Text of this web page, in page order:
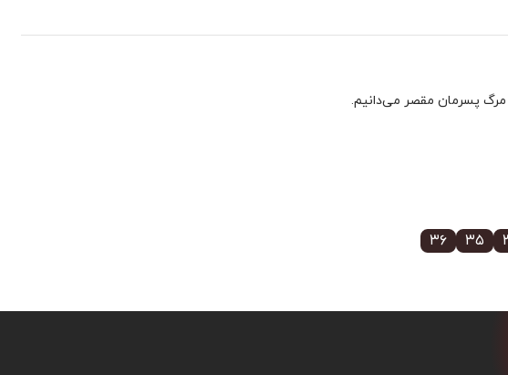
پسرمان مقصر می‌دانیم.
۳۵ ۳۶